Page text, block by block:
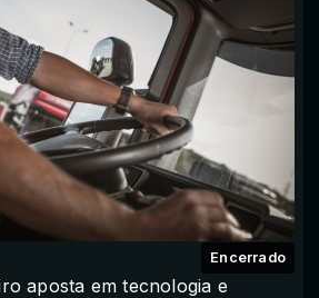
Encerrado
aposta em tecnologia e